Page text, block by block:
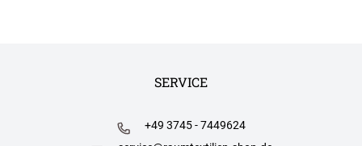
SERVICE
+49 3745 - 7449624